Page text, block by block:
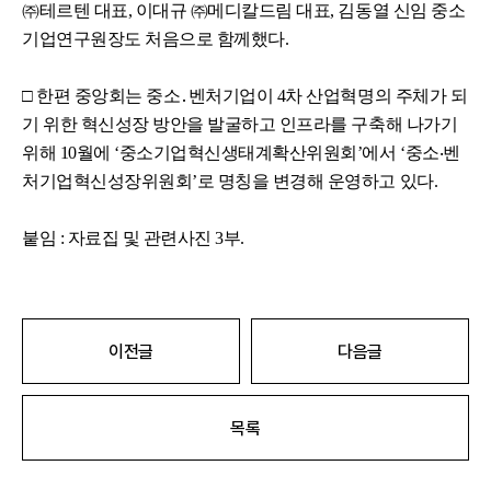
㈜테르텐 대표, 이대규 ㈜메디칼드림 대표, 김동열 신임 중소
기업연구원장도 처음으로 함께했다.
□ 한편 중앙회는 중소․벤처기업이 4차 산업혁명의 주체가 되
기 위한 혁신성장 방안을 발굴하고 인프라를 구축해 나가기
위해 10월에 ‘중소기업혁신생태계확산위원회’에서 ‘중소‧벤
처기업혁신성장위원회’로 명칭을 변경해 운영하고 있다.
붙임 : 자료집 및 관련사진 3부.
이전글 다음글
목록